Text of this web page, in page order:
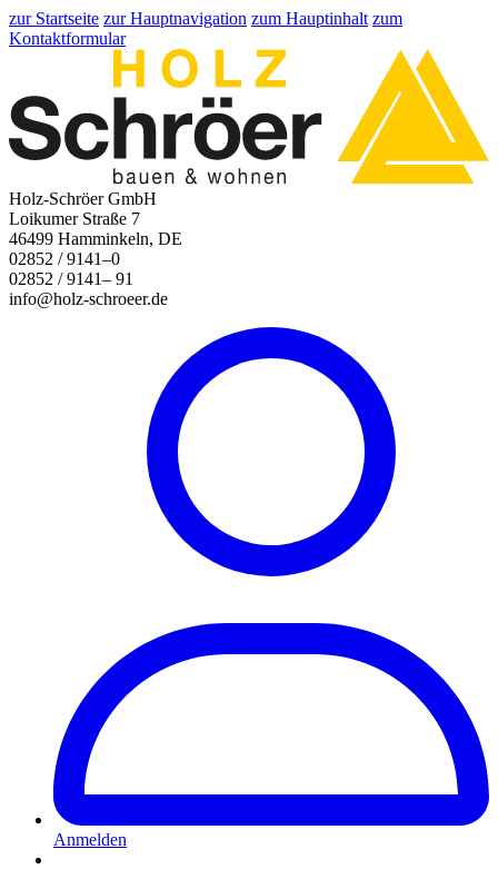
zur Startseite zur Hauptnavigation zum Hauptinhalt zum
Kontaktformular
Holz-Schröer GmbH
Loikumer Straße 7
46499 Hamminkeln, DE
02852 / 9141–0
02852 / 9141– 91
info@holz-schroeer.de
Anmelden